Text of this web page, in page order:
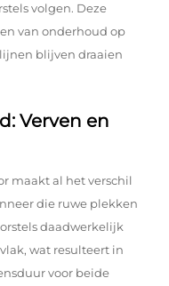
volgen. Deze
van onderhoud op
blijven draaien
Verven en
maakt al het verschil
die ruwe plekken
daadwerkelijk
wat resulteert in
voor beide